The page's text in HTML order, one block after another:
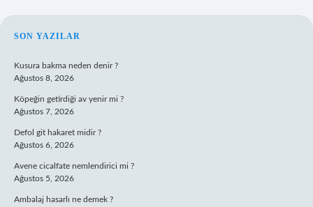
SIDEBAR
SON YAZILAR
Kusura bakma neden denir ?
Ağustos 8, 2026
Köpeğin getirdiği av yenir mi ?
Ağustos 7, 2026
Defol git hakaret midir ?
Ağustos 6, 2026
Avene cicalfate nemlendirici mi ?
Ağustos 5, 2026
Ambalaj hasarlı ne demek ?